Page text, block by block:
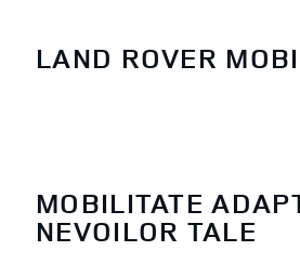
LAND ROVER
MOBILITATE
NEVOILOR TALE